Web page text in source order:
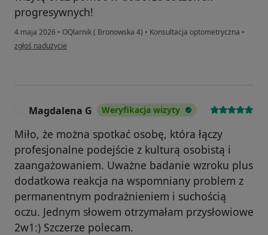
progresywnych!
4 maja 2026 • OQlarnik ( Bronowska 4) • Konsultacja optometryczna •
w opinii użytkownika Karolina
zgłoś nadużycie
Magdalena G Weryfikacja wizyty
Miło, że można spotkać osobę, która łączy
profesjonalne podejście z kulturą osobistą i
zaangażowaniem. Uważne badanie wzroku plus
dodatkowa reakcja na wspomniany problem z
permanentnym podrażnieniem i suchością
oczu. Jednym słowem otrzymałam przysłowiowe
2w1:) Szczerze polecam.